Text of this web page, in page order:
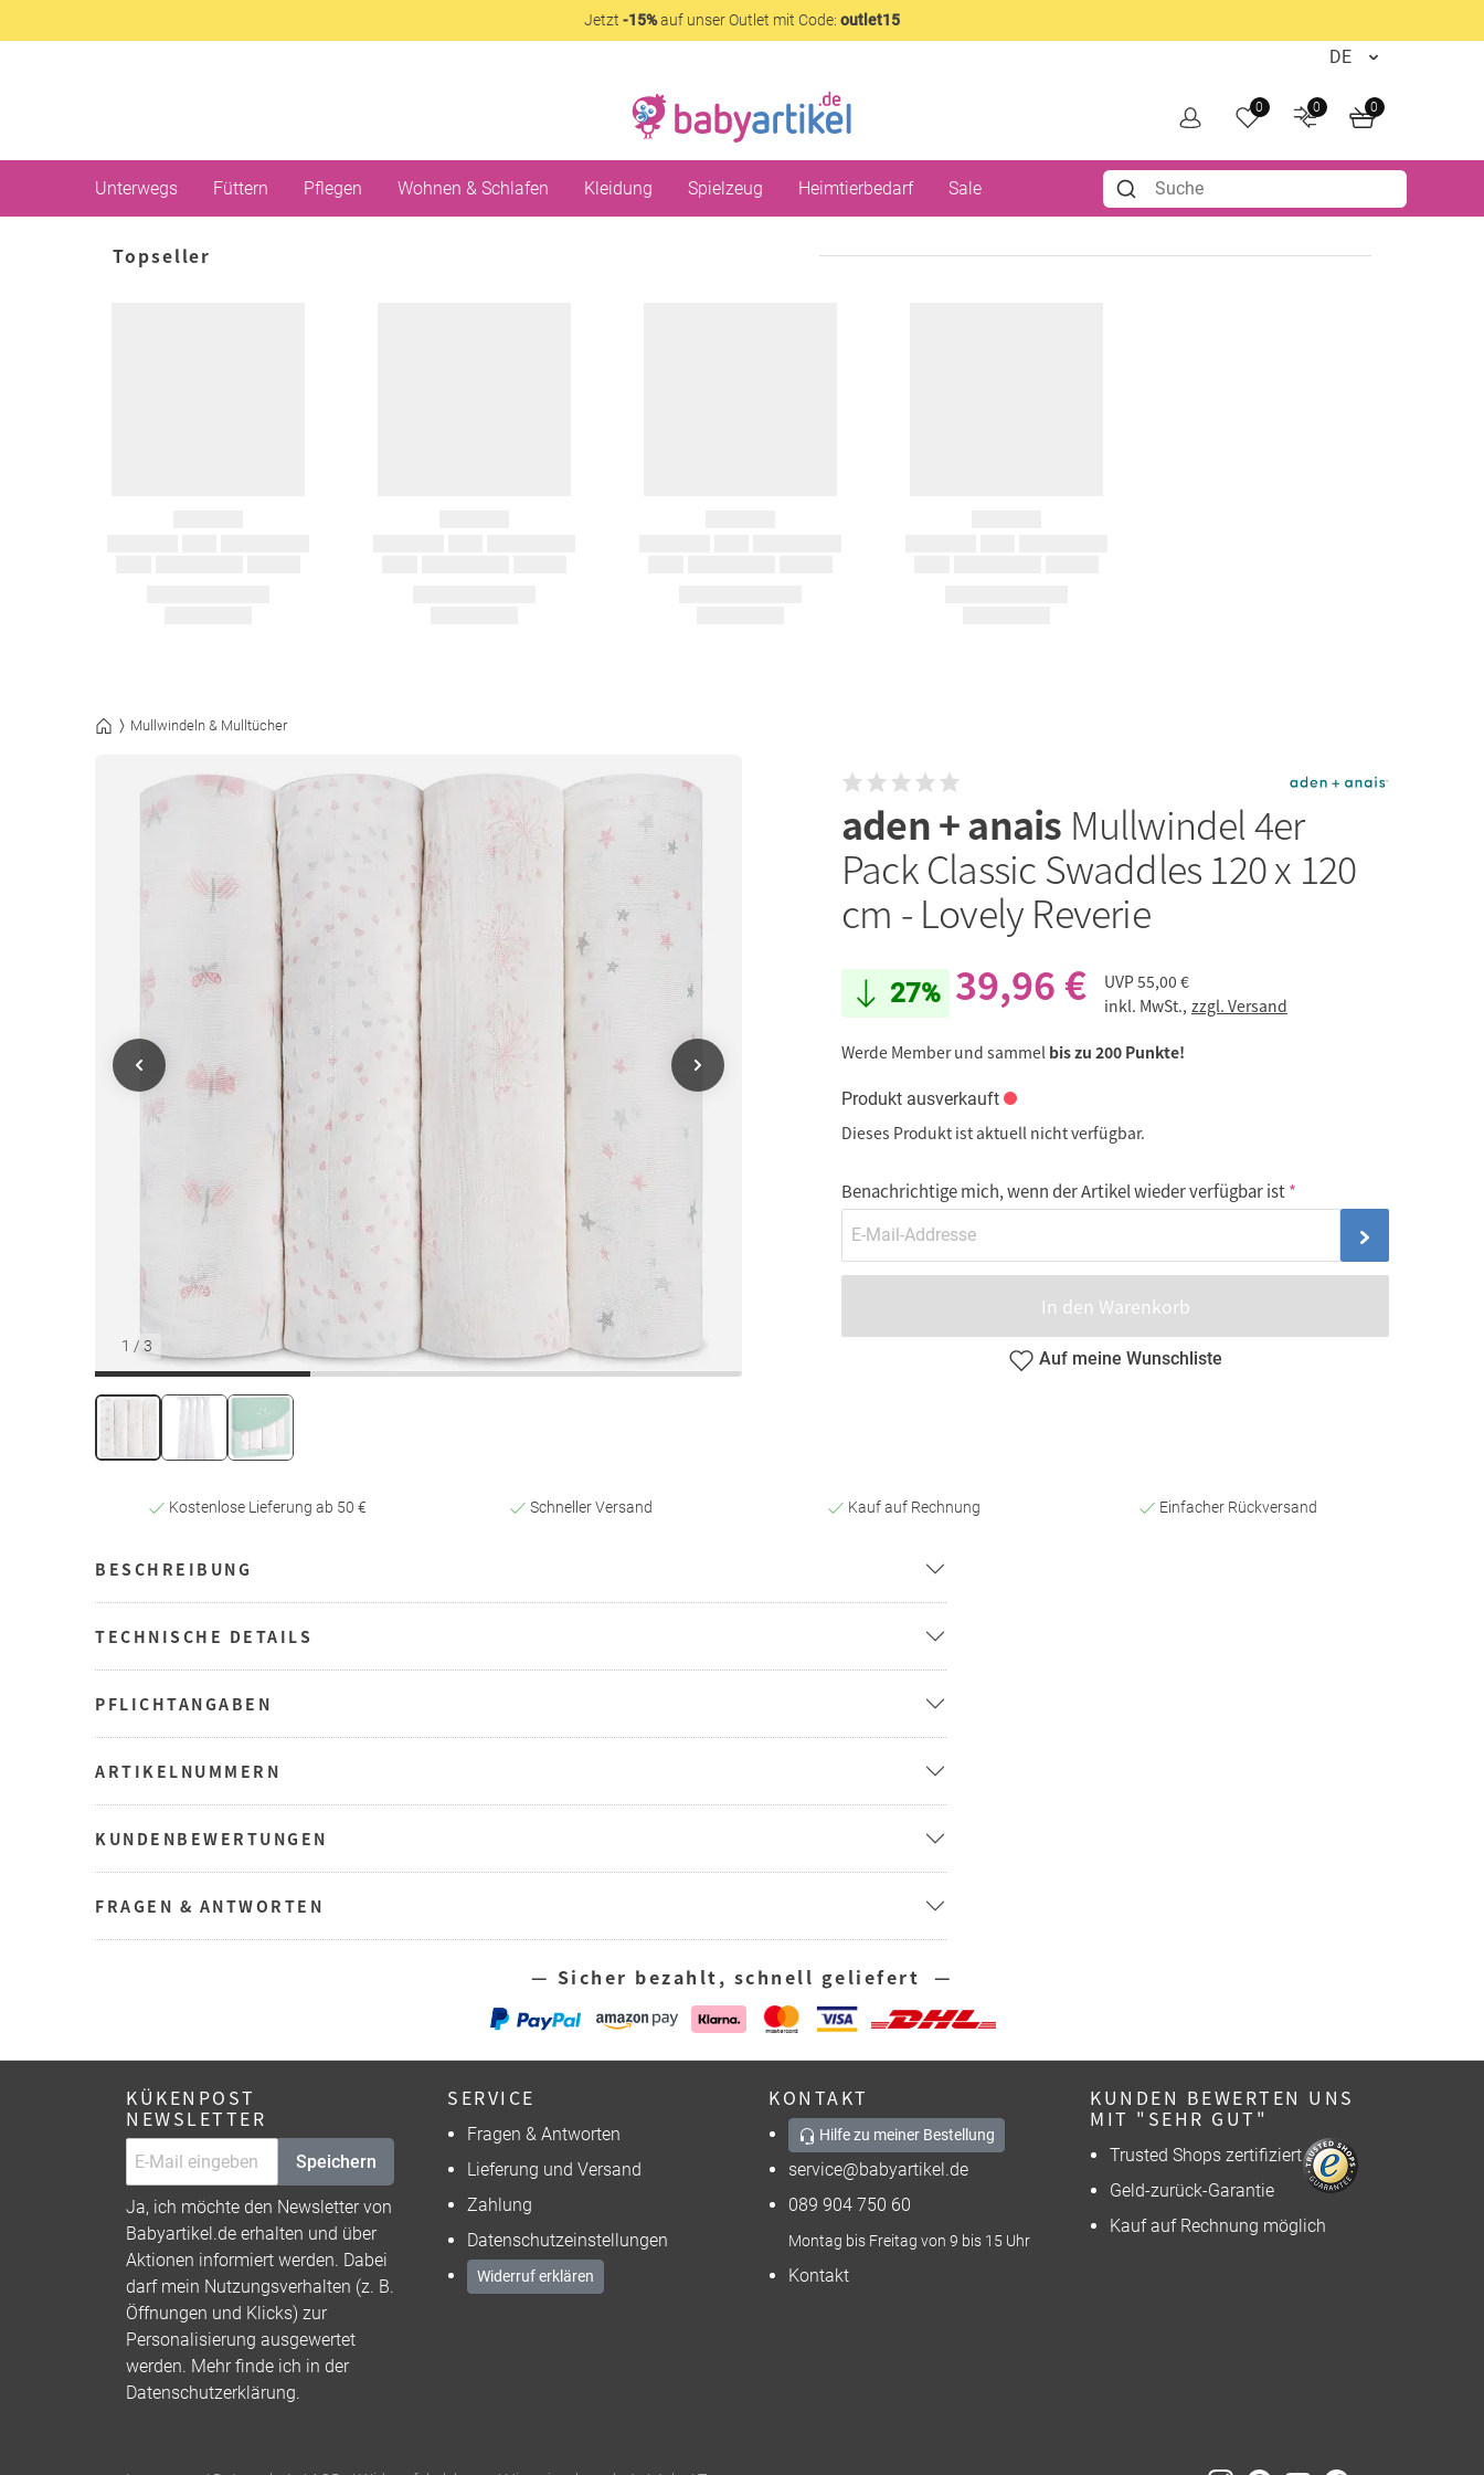
Jetzt -15%auf unser Outlet mit Code: outlet15
0 0 0
Unterwegs Füttern Pflegen Wohnen & Schlafen Kleidung Spielzeug Heimtierbedarf Sale
Topseller
Mullwindeln & Mulltücher
1 / 3
aden + anais Mullwindel 4er
Pack Classic Swaddles 120 x 120
cm - Lovely Reverie
27% 39,96 € UVP55,00 €
inkl. MwSt., zzgl. Versand
Werde Member und sammel bis zu 200 Punkte!
Produkt ausverkauft
Dieses Produkt ist aktuell nicht verfügbar.
Benachrichtige mich, wenn der Artikel wieder verfügbar ist
In den Warenkorb
Auf meine Wunschliste
Kostenlose Lieferung ab 50 € Schneller Versand Kauf auf Rechnung Einfacher Rückversand
BESCHREIBUNG
TECHNISCHE DETAILS
PFLICHTANGABEN
ARTIKELNUMMERN
KUNDENBEWERTUNGEN
FRAGEN & ANTWORTEN
— Sicher bezahlt, schnell geliefert —
KÜKENPOST
NEWSLETTER
Speichern
Ja, ich möchte den Newsletter von
Babyartikel.de erhalten und über
Aktionen informiert werden. Dabei
darf mein Nutzungsverhalten (z. B.
Öffnungen und Klicks) zur
Personalisierung ausgewertet
werden. Mehr finde ich in der
Datenschutzerklärung.
SERVICE
Fragen & Antworten
Lieferung und Versand
Zahlung
Datenschutzeinstellungen
Widerruf erklären
KONTAKT
Hilfe zu meiner Bestellung
service@babyartikel.de
089 904 750 60
Montag bis Freitag von 9 bis 15 Uhr
Kontakt
KUNDEN BEWERTEN UNS
MIT "SEHR GUT"
Trusted Shops zertifiziert
Geld-zurück-Garantie
Kauf auf Rechnung möglich